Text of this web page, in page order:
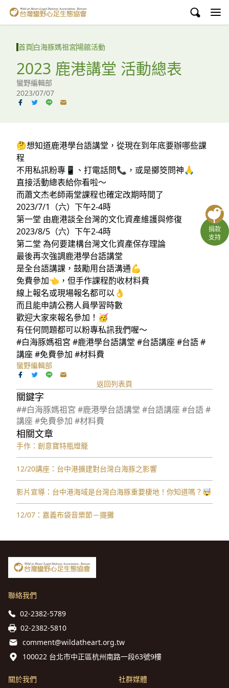
台灣蠻野心足生態協會
環境教育
白海豚媽祖宮
English
臉書
YouTube
捐款
支持
首頁 白海豚媽祖宮場館活動
2023 鹿港講堂 活動總表
蠻野編輯部
2023/07/07
🤔想知道鹿港學台語講堂，從現在到年底要辦哪些課
程
不用私訊粉專📱、打電話問📞，或是擲筊問神🙏
直接活動總表給你看啦～
而蕭文杰老師兩堂課程也確定改期時間了
2023/7/1（六）下午2-4時
第一堂 由鹿港談全台灣的文化資產維護與修復
2023/8/5（六）下午2-4時
第二堂 為何要建構台灣文化資產保存理論
最後再次強調鹿港學台語講堂
是全台語講課，鼓勵用台語溝通💪
免費參加👈，但手作課程酌收材料費
線上報名或現場報名都可以👌
而且能申請公務人員學習時數
歡迎大家來報名參加！🥳
有任何問題都可以粉專私訊我們喔～
#白海豚媽祖宮 #鹿港學台語講堂 #台語講座 #台語 #
講座 #免費參加 #材料費
蠻野編輯部
返回列表頁
關鍵字
##白海豚媽祖宮 #鹿港學台語講堂 #台語講座 #台語 #
講座 #免費參加 #材料費
相關文章
手作：創意寶特瓶燈籠
12/20講座：台中港擴建對台灣白海豚之影響
影片宣導：台中港海域是台灣白海豚重要棲地！你知道嗎？🤯
12/07：嘉義布袋音樂節－擺攤
聯絡我們
02-2382-5789
02-2382-5810
comment@wildatheart.org.tw
100022 台北市中正區杭州南路一段63號9樓
關於我們 社群媒體